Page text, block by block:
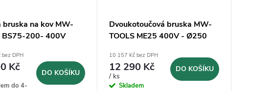
bruska na kov MW-
BS75-200- 400V
DPH
Kč
do 4-
DO KOŠÍKU
Dvoukotoučová bruska MW-
TOOLS ME25 400V - Ø250
10 157 Kč bez DPH
12 290 Kč
/ ks
Skladem
DO KOŠÍKU